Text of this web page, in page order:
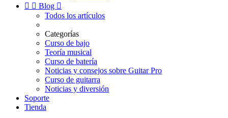
  Blog 
Todos los artículos
Categorías
Curso de bajo
Teoría musical
Curso de batería
Noticias y consejos sobre Guitar Pro
Curso de guitarra
Noticias y diversión
Soporte
Tienda